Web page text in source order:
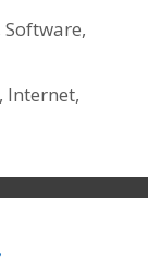
Software,
, Internet,